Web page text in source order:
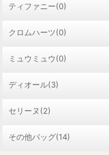
ティファニー(0)
クロムハーツ(0)
ミュウミュウ(0)
ディオール(3)
セリーヌ(2)
その他バッグ(14)